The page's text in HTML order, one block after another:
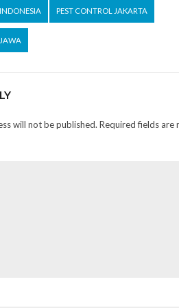
PEST CONTROL JAKARTA
will not be published. Required fields are